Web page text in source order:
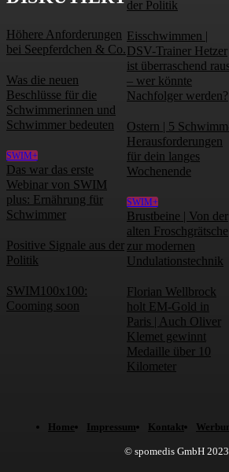
Höhere Anforderungen
bei Seepferdchen & Co.
Was die neuen
Beschlüsse für die
Schwimmerinnen und
Schwimmer bedeuten
SWIM+
Das war das erste
Webinar von SWIM
plus: Ernährung für
Schwimmer
Positive Signale aus der
Politik
SWIM100x100:
Cooming soon
der Politik
Eisschwimmen |
DSV-Trainer Hetzer
ist überraschend
– wer könnte
Nachfolger werden?
Ostern | 5
Herausforderungen
für dein langes
Wochenende
SWIM+
Brustbeine | Von der
alten Froschgrätsche
zur modernen
Undulationstechnik
Florian Wellbrock
holt EM-Gold in
Paris | Auch Oliver
Klemet gewinnt
Medaille über 10
Kilometer
Home Impressum Kontakt
© spomedis GmbH 2023